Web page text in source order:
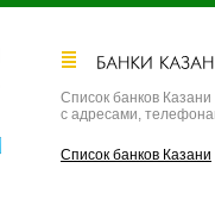
Список банков Казани
с адресами,
Список банков Казани